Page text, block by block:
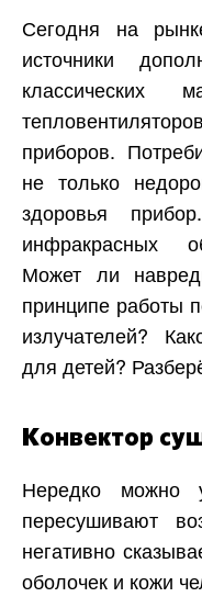
Сегодня на
источники
классических
приборов.
не только
здоровья
инфракрасных
Может ли
принципе работы
излучателей?
для детей?
Конвектор
Нередко можно
пересушивают
негативно
оболочек и кожи